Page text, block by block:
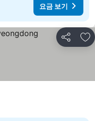
요금 보기
공유 즐